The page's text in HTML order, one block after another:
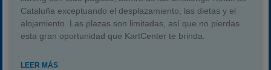
Temporada 2026
Temporadas anteriores
Cataluña exceptuando el desplazamiento, las dietas y el
alojamiento. Las plazas son limitadas, así que no pierdas
esta gran oportunidad que KartCenter te brinda.
LEER MÁS